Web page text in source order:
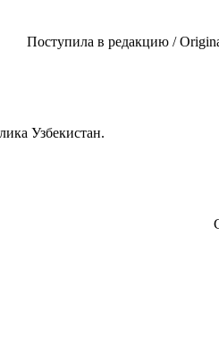
Поступила в редакцию /
Узбекистан.